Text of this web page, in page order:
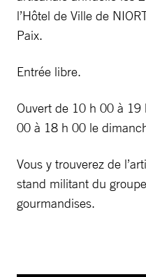
l’Hôtel de Ville de
Paix.
Entrée libre.
Ouvert de 10 h 00 à
00 à 18 h 00 le
Vous y trouverez de
stand militant du
gourmandises.